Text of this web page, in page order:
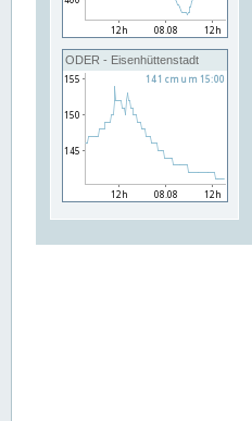
ODER - Eisenhüttenstadt